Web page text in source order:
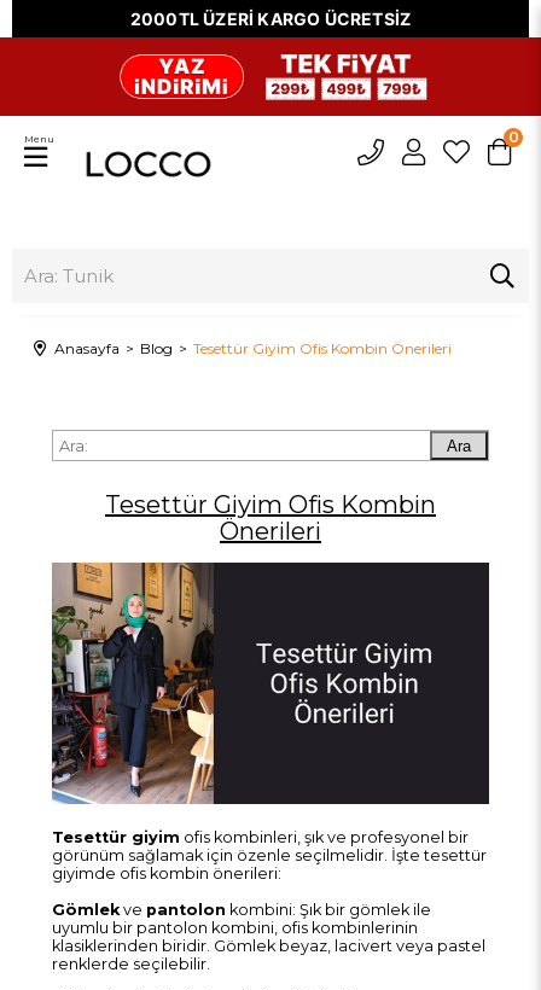
2000TL ÜZERİ KARGO ÜCRETSİZ
0
Menu
Anasayfa Blog Tesettür Giyim Ofis Kombin Önerileri
Ara
Tesettür Giyim Ofis Kombin
Önerileri
Tesettür giyim ofis kombinleri, şık ve profesyonel bir
görünüm sağlamak için özenle seçilmelidir. İşte tesettür
giyimde ofis kombin önerileri:
Gömlekve pantolon kombini: Şık bir gömlek ile
uyumlu bir pantolon kombini, ofis kombinlerinin
klasiklerinden biridir. Gömlek beyaz, lacivert veya pastel
renklerde seçilebilir.